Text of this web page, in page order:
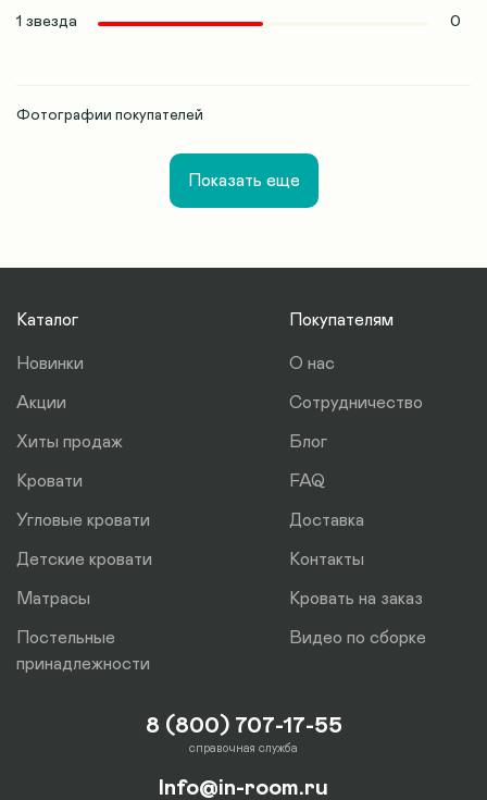
Фотографии покупателей
Показать еще
1 звезда 0
Каталог
Новинки
Акции
Хиты продаж
Кровати
Угловые кровати
Детские кровати
Матрасы
Постельные
принадлежности
Покупателям
О нас
Сотрудничество
Блог
FAQ
Доставка
Контакты
Кровать на заказ
Видео по сборке
8 (800) 707-17-55
справочная служба
Info@in-room.ru